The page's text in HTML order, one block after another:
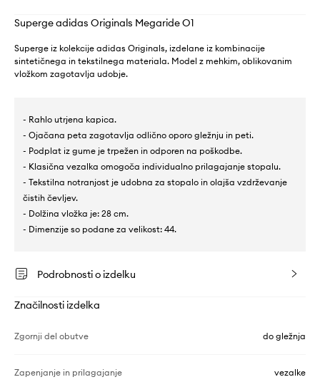
Superge adidas Originals Megaride O1
Superge iz kolekcije adidas Originals, izdelane iz kombinacije
sintetičnega in tekstilnega materiala. Model z mehkim, oblikovanim
vložkom zagotavlja udobje.
- Rahlo utrjena kapica.
- Ojačana peta zagotavlja odlično oporo gležnju in peti.
- Podplat iz gume je trpežen in odporen na poškodbe.
- Klasična vezalka omogoča individualno prilagajanje stopalu.
- Tekstilna notranjost je udobna za stopalo in olajša vzdrževanje
čistih čevljev.
- Dolžina vložka je: 28 cm.
- Dimenzije so podane za velikost: 44.
Podrobnosti o izdelku
Značilnosti izdelka
Zgornji del obutve do gležnja
Zapenjanje in prilagajanje vezalke